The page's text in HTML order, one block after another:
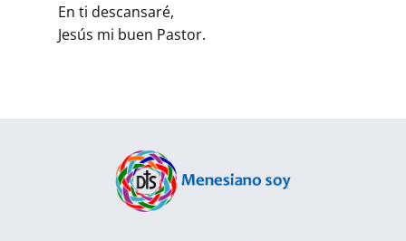
En ti descansaré,
Jesús mi buen Pastor.